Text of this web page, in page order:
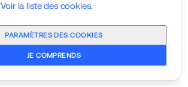
Voir la liste des cookies.
PARAMÈTRES DES COOKIES
JE COMPRENDS